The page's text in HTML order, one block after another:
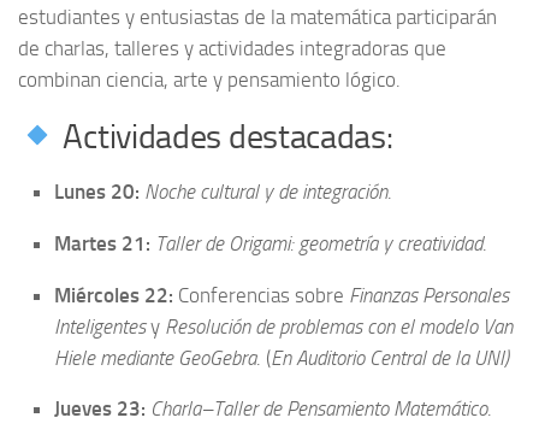
estudiantes y entusiastas de la matemática participarán
de charlas, talleres y actividades integradoras que
combinan ciencia, arte y pensamiento lógico.
Actividades destacadas:
Lunes 20: Noche cultural y de integración.
Martes 21: Taller de Origami: geometría y creatividad.
Miércoles 22: Conferencias sobre Finanzas Personales
Inteligentesy Resolución de problemas con el modelo Van
Hiele mediante GeoGebra. (En Auditorio Central de la UNI)
Jueves 23: Charla–Taller de Pensamiento Matemático.